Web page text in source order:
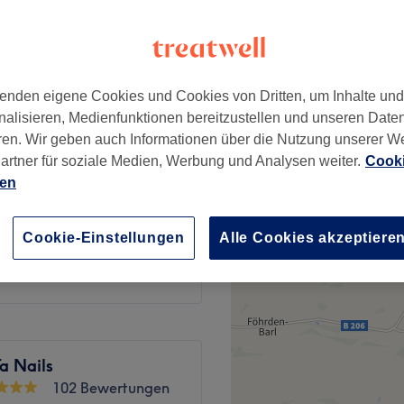
ab 10 €
ab10 €
Nails
102 Bewertungen
eigene Cookies und Cookies von Dritten, um Inhalte
Medienfunktionen bereitzustellen und unseren
Wir geben auch Informationen über die Nutzung unserer
für soziale Medien, Werbung und Analysen weiter.
Cookie-Einstellungen Alle Cookies akzeptieren